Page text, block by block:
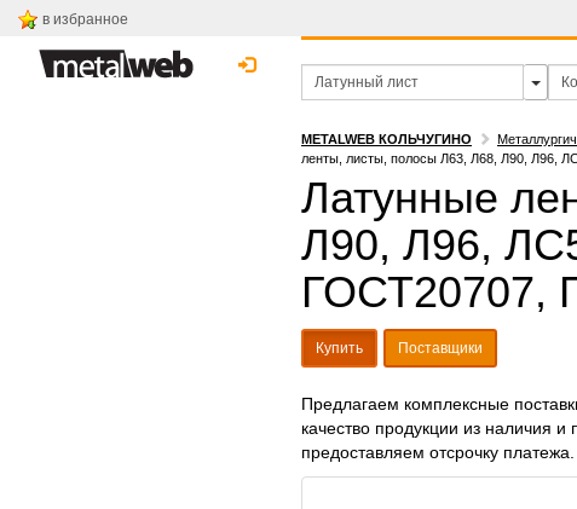
в избранное
METALWEB КОЛЬЧУГИНО
ленты, листы, полосы Л63, Л68, Л90, Л96,
Латунные
Л90, Л96,
ГОСТ20707,
Купить Поставщики
Предлагаем комплексные
качество продукции из наличия и
предоставляем отсрочку платежа.